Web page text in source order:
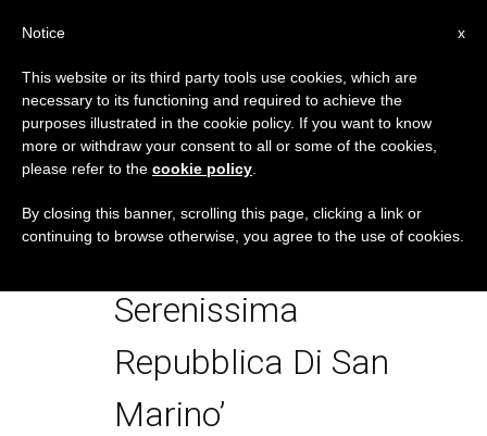
TAG
Posts Tagged
‘Udienza Ai Capitani
Reggenti Della
Serenissima
Repubblica Di San
Marino’
x
Notice
This website or its third party tools use cookies, which are
necessary to its functioning and required to achieve the
purposes illustrated in the cookie policy. If you want to know
more or withdraw your consent to all or some of the cookies,
please refer to the cookie policy
By closing this banner, scrolling this page, clicking a link or
continuing to browse otherwise, you agree to the use of cookies.